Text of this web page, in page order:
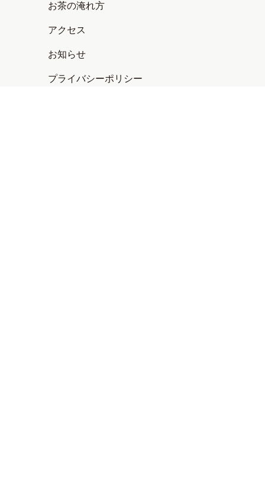
お茶の淹れ方
アクセス
お知らせ
プライバシーポリシー